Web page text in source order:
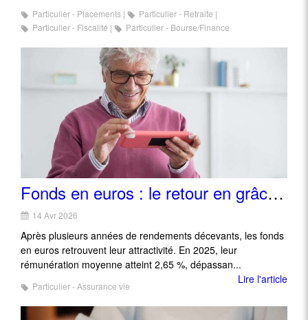
Particulier - Placements
Particulier - Retraite
Particulier - Fiscalité
Particulier - Bourse/Finance
Fonds en euros : le retour en grâce d'un placement longtemps délaissé
14 Avr 2026
Après plusieurs années de rendements décevants, les fonds
en euros retrouvent leur attractivité. En 2025, leur
rémunération moyenne atteint 2,65 %, dépassan...
Lire l'article
Particulier - Assurance vie